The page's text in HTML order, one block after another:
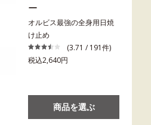
ー
オルビス最強の全身用日焼
け止め
(3.71 / 191件)
税込2,640円
商品を選ぶ